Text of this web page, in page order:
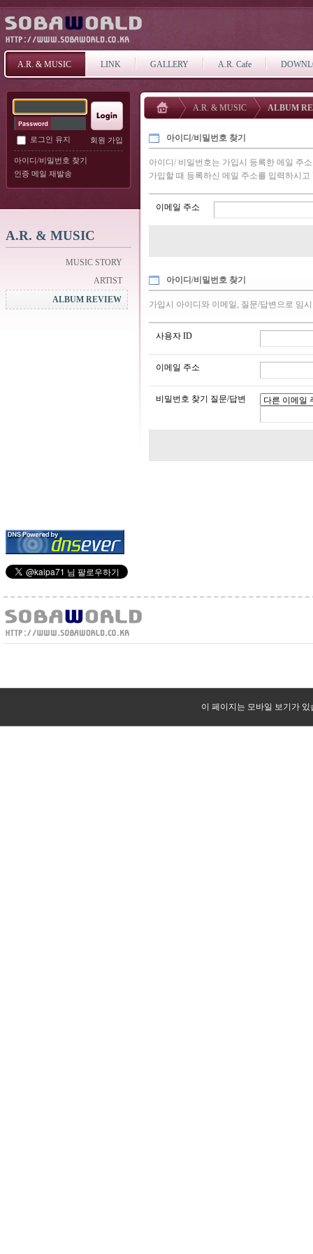
A.R. & MUSIC LINK GALLERY A.R. Cafe
로그인 유지 회원 가입
아이디/비밀번호 찾기
인증 메일 재발송
A.R. & MUSIC
MUSIC STORY
ARTIST
ALBUM REVIEW
A.R. & MUSIC ALBUM
아이디/비밀번호 찾기
아이디/ 비밀번호는 가입시 등록한 메일 주
가입할 때 등록하신 메일 주소를 입력하시
이메일 주소
아이디/비밀번호 찾기
가입시 아이디와 이메일, 질문/답변으로 임
사용자 ID
이메일 주소
비밀번호 찾기 질문/답변
이 페이지는 모바일 보기가